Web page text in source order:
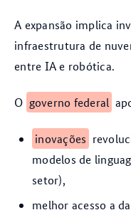
A expansão implica
infraestrutura de
entre IA e robótica.
O governo federal
inovações
modelos de
setor),
melhor acesso a